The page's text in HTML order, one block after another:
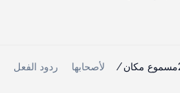
لأصحابها ردود الفعل